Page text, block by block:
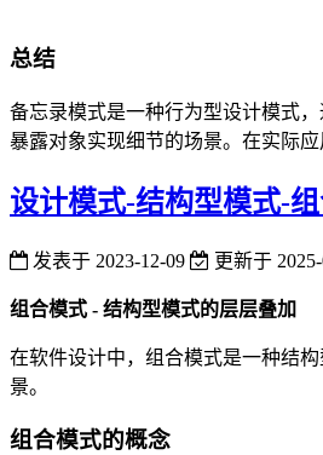
总结
备忘录模式是一种行为型设计模式
暴露对象实现细节的场景。在实际
设计模式-结构型模式-
发表于 2023-12-09 更新于
组合模式 - 结构型模式的层层叠加
在软件设计中，组合模式是一种结
景。
组合模式的概念